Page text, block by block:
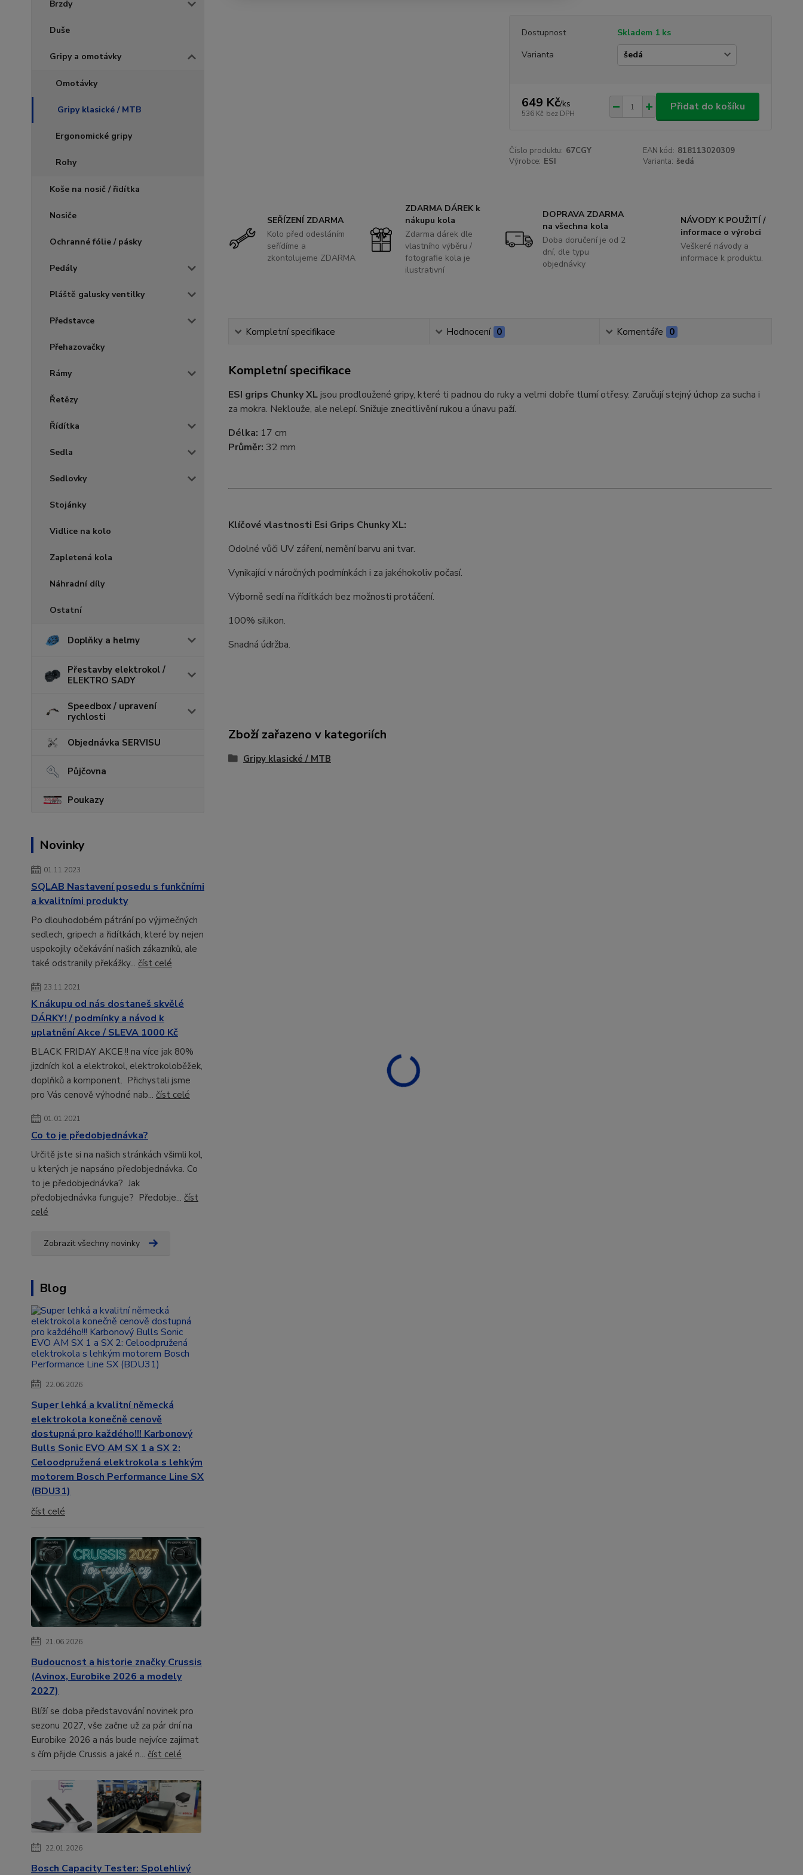
Brzdy
Duše
Gripy a omotávky
Omotávky
Gripy klasické / MTB
Ergonomické gripy
Rohy
Koše na nosič / řidítka
Nosiče
Ochranné fólie / pásky
Pedály
Pláště galusky ventilky
Představce
Přehazovačky
Rámy
Řetězy
Řídítka
Sedla
Sedlovky
Stojánky
Vidlice na kolo
Zapletená kola
Náhradní díly
Ostatní
Doplňky a helmy
Přestavby elektrokol /
ELEKTRO SADY
Speedbox / upravení
rychlosti
Objednávka SERVISU
Půjčovna
Poukazy
Novinky
01.11.2023
SQLAB Nastavení posedu s funkčními
a kvalitními produkty
Po dlouhodobém pátrání po výjimečných
sedlech, gripech a řidítkách, které by nejen
uspokojily očekávání našich zákazníků, ale
také odstranily překážky... číst celé
23.11.2021
K nákupu od nás dostaneš skvělé
DÁRKY! / podmínky a návod k
uplatnění Akce / SLEVA 1000 Kč
BLACK FRIDAY AKCE !! na více jak 80%
jizdních kol a elektrokol, elektrokoloběžek,
doplňků a komponent. Přichystali jsme
pro Vás cenově výhodné nab... číst celé
01.01.2021
Co to je předobjednávka?
Určitě jste si na našich stránkách všimli kol,
u kterých je napsáno předobjednávka. Co
to je předobjednávka? Jak
předobjednávka funguje? Předobje... číst
celé
Zobrazit všechny novinky
Blog
22.06.2026
Super lehká a kvalitní německá
elektrokola konečně cenově
dostupná pro každého!!! Karbonový
Bulls Sonic EVO AM SX 1 a SX 2:
Celoodpružená elektrokola s lehkým
motorem Bosch Performance Line SX
(BDU31)
číst celé
21.06.2026
Budoucnost a historie značky Crussis
(Avinox, Eurobike 2026 a modely
2027)
Blíží se doba představování novinek pro
sezonu 2027, vše začne už za pár dní na
Eurobike 2026 a nás bude nejvíce zajímat
s čím přijde Crussis a jaké n... číst celé
22.01.2026
Bosch Capacity Tester: Spolehlivý
Dostupnost
Skladem 1 ks
Varianta
649 Kč/ks
536 Kč bez DPH
Přidat do košíku
Číslo produktu: 67CGY EAN kód: 818113020309
Výrobce: ESI Varianta: šedá
SEŘÍZENÍ ZDARMA
Kolo před odesláním
seřídíme a
zkontolujeme ZDARMA
ZDARMA DÁREK k
nákupu kola
Zdarma dárek dle
vlastního výběru /
fotografie kola je
ilustrativní
DOPRAVA ZDARMA
na všechna kola
Doba doručení je od 2
dní, dle typu
objednávky
NÁVODY K POUŽITÍ /
informace o výrobci
Veškeré návody a
informace k produktu.
Kompletní specifikace Hodnocení 0 Komentáře 0
Kompletní specifikace
ESI grips Chunky XLjsou prodloužené gripy, které ti padnou do ruky a velmi dobře tlumí otřesy. Zaručují stejný úchop za sucha i
za mokra. Neklouže, ale nelepí. Snižuje znecitlivění rukou a únavu paží.
Délka: 17 cm
Průměr: 32 mm
Klíčové vlastnosti Esi Grips Chunky XL:
Odolné vůči UV záření, nemění barvu ani tvar.
Vynikající v náročných podmínkách i za jakéhokoliv počasí.
Výborně sedí na řídítkách bez možnosti protáčení.
100% silikon.
Snadná údržba.
Zboží zařazeno v kategoriích
Gripy klasické / MTB